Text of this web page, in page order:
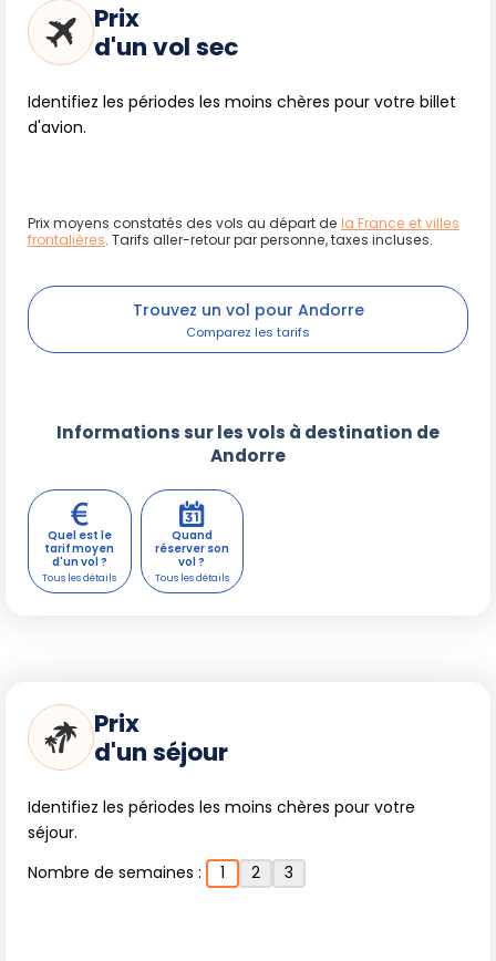
Prix
d'un vol sec
Identifiez les périodes les moins chères pour votre billet
d'avion.
Prix moyens constatés des vols au départ de la France et villes
frontalières. Tarifs aller-retour par personne, taxes incluses.
Trouvez un vol pour Andorre
Informations sur les vols à destination de
Andorre
Quel est le
tarif moyen
d'un vol ?
Quand
réserver son
vol ?
Prix
d'un séjour
Identifiez les périodes les moins chères pour votre
séjour.
Nombre de semaines :
1 2 3